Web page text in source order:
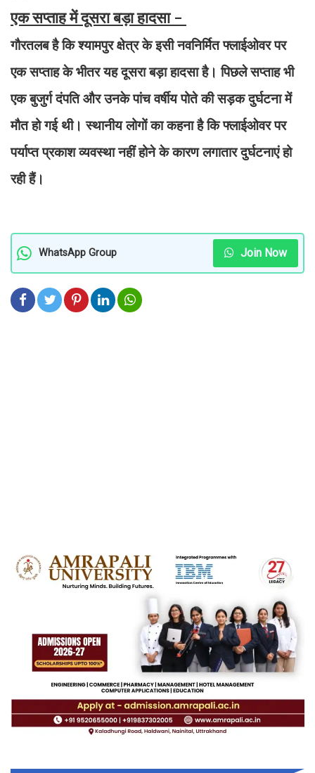
एक सप्ताह में दूसरा बड़ा हादसा -
गौरतलब है कि श्यामपुर क्षेत्र के इसी नवनिर्मित फ्लाईओवर पर
एक सप्ताह के भीतर यह दूसरा बड़ा हादसा है। पिछले सप्ताह भी
एक बुजुर्ग दंपति और उनके पांच वर्षीय पोते की सड़क दुर्घटना में
मौत हो गई थी। स्थानीय लोगों का कहना है कि फ्लाईओवर पर
पर्याप्त प्रकाश व्यवस्था नहीं होने के कारण लगातार दुर्घटनाएं हो
रही हैं।
WhatsApp Group Join Now